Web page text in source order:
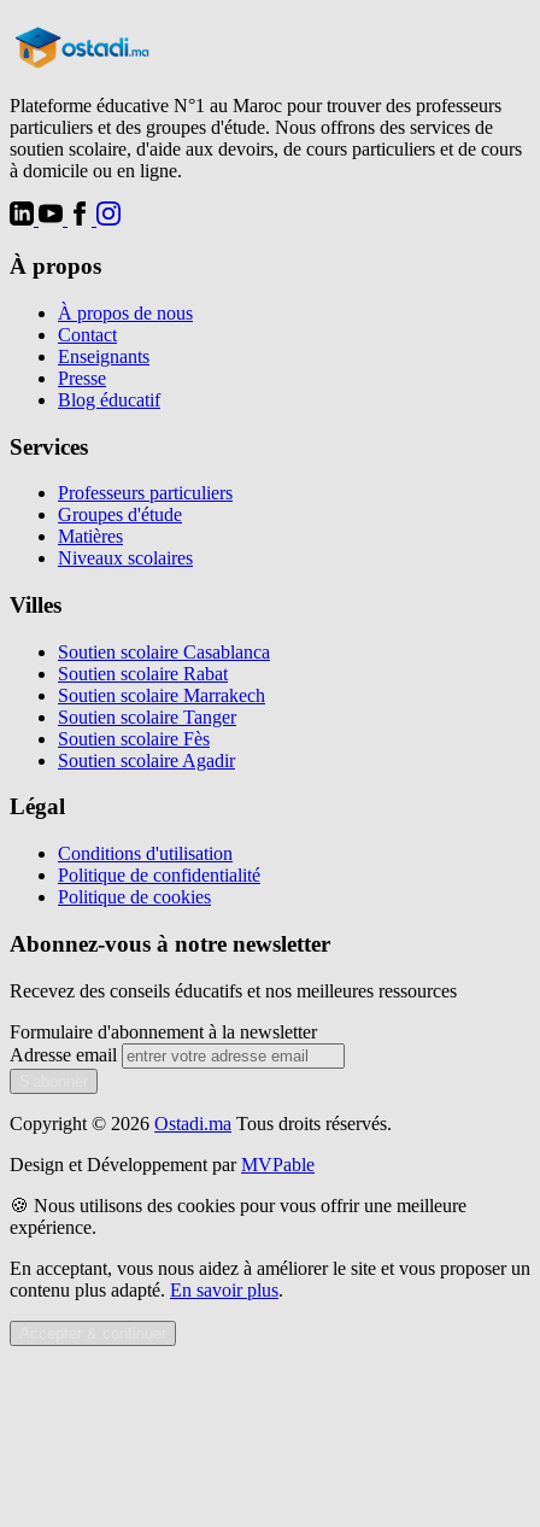
Plateforme éducative N°1 au Maroc pour trouver des professeurs
particuliers et des groupes d'étude. Nous offrons des services de
soutien scolaire, d'aide aux devoirs, de cours particuliers et de cours
à domicile ou en ligne.
À propos
À propos de nous
Contact
Enseignants
Presse
Blog éducatif
Services
Professeurs particuliers
Groupes d'étude
Matières
Niveaux scolaires
Villes
Soutien scolaire Casablanca
Soutien scolaire Rabat
Soutien scolaire Marrakech
Soutien scolaire Tanger
Soutien scolaire Fès
Soutien scolaire Agadir
Légal
Conditions d'utilisation
Politique de confidentialité
Politique de cookies
Abonnez-vous à notre newsletter
Recevez des conseils éducatifs et nos meilleures ressources
Formulaire d'abonnement à la newsletter
Adresse email
Copyright © 2026 Ostadi.ma Tous droits réservés.
Design et Développement par MVPable
🍪 Nous utilisons des cookies pour vous offrir une meilleure
expérience.
En acceptant, vous nous aidez à améliorer le site et vous proposer un
contenu plus adapté. En savoir plus.